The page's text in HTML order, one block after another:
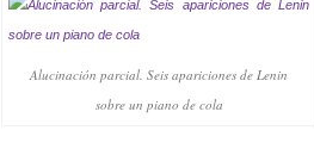
Alucinación parcial. Seis apariciones de Lenin
sobre un piano de cola